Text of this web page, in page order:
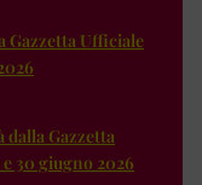
Gazzetta Ufficiale
Gazzetta
30 giugno 2026